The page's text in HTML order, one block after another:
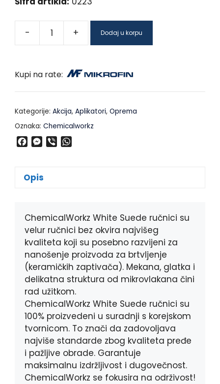
- + Dodaj u korpu
Kupi na rate:
Kategorije: Akcija, Aplikatori, Oprema
Oznaka: Chemicalworkz
e
b
k
M
s
e
r
p
Opis
ChemicalWorkz White Suede ručnici su
velur ručnici bez okvira najvišeg
kvaliteta koji su posebno razvijeni za
nanošenje proizvoda za brtvljenje
(keramičkih zaptivača). Mekana, glatka i
delikatna struktura od mikrovlakana čini
rad užitkom.
ChemicalWorkz White Suede ručnici su
100% proizvedeni u suradnji s korejskom
tvornicom. To znači da zadovoljava
najviše standarde zbog kvaliteta pređe
i pažljive obrade. Garantuje
maksimalnu izdržljivost i dugovečnost.
ChemicalWorkz se fokusira na održivost!